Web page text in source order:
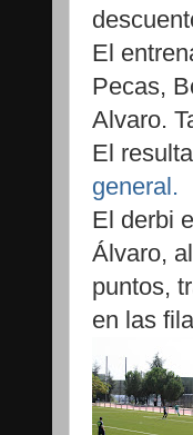
El
Pecas,
Alvaro.
El
general.
El derbi
Álvaro,
puntos,
en las